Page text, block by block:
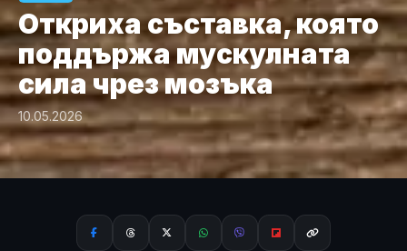
Откриха съставка, която
поддържа мускулната
сила чрез мозъка
10.05.2026